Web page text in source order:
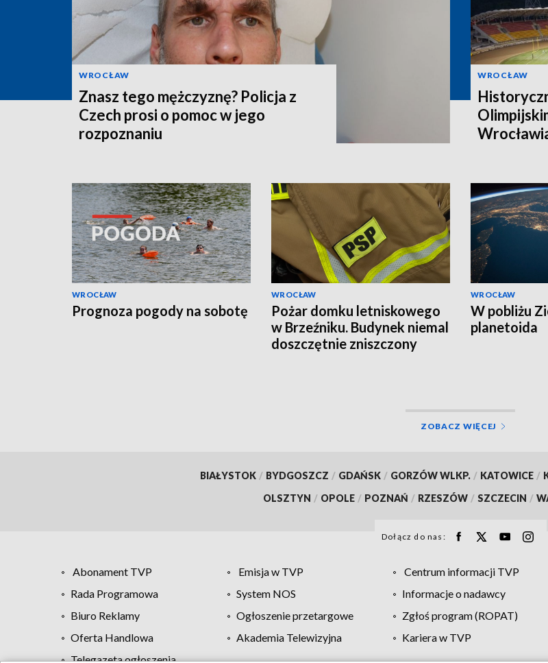
WROCŁAW
Znasz tego mężczyznę? Policja z
Czech prosi o pomoc w jego
rozpoznaniu
WROCŁAW
WROCŁAW
Prognoza pogody na sobotę
WROCŁAW
Pożar domku letniskowego
w Brzeźniku. Budynek niemal
doszczętnie zniszczony
WROCŁAW
W pobliżu
planetoida
ZOBACZ WIĘCEJ
BIAŁYSTOK / BYDGOSZCZ / GDAŃSK / GORZÓW WLKP. / KATOWICE /
OLSZTYN / OPOLE / POZNAŃ / RZESZÓW / SZCZECIN /
Dołącz do nas:
Abonament TVP Emisja w TVP Centrum informacji TVP
Rada Programowa
System NOS Informacje o nadawcy
Biuro Reklamy
Ogłoszenie przetargowe Zgłoś program (ROPAT)
Oferta Handlowa
Akademia Telewizyjna Kariera w TVP
Telegazeta ogłoszenia